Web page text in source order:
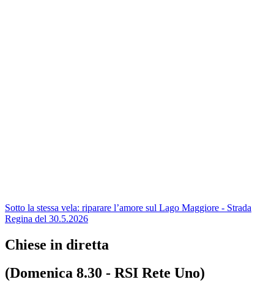
Sotto la stessa vela: riparare l’amore sul Lago Maggiore - Strada
Regina del 30.5.2026
Chiese in diretta
(Domenica 8.30 - RSI Rete Uno)